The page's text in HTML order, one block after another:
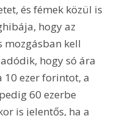
és fémek közül is
hogy az
mozgásban kell
hogy só ára
ezer forintot, a
60 ezerbe
is jelentős, ha a